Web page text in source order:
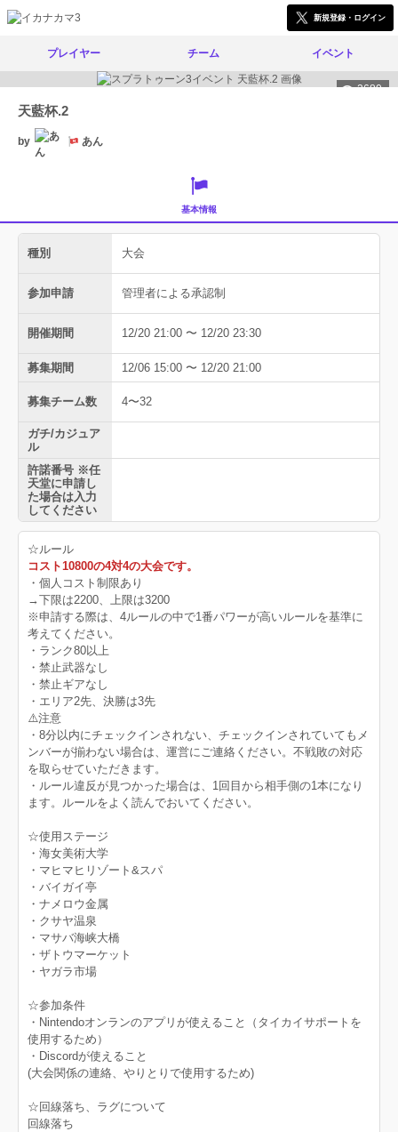
新規登録・ログイン
プレイヤー チーム イベント
2680
天藍杯.2
by あん
基本情報
種別 大会
参加申請 管理者による承認制
開催期間 12/20 21:00 〜 12/20 23:30
募集期間 12/06 15:00 〜 12/20 21:00
募集チーム数 4〜32
ガチ/カジュア
ル
許諾番号 ※任
天堂に申請し
た場合は入力
してください
☆ルール
コスト10800の4対4の大会です。
・個人コスト制限あり
→下限は2200、上限は3200
※申請する際は、4ルールの中で1番パワーが高いルールを基準に
考えてください。
・ランク80以上
・禁止武器なし
・禁止ギアなし
・エリア2先、決勝は3先
⚠️注意
・8分以内にチェックインされない、チェックインされていてもメ
ンバーが揃わない場合は、運営にご連絡ください。不戦敗の対応
を取らせていただきます。
・ルール違反が見つかった場合は、1回目から相手側の1本になり
ます。ルールをよく読んでおいてください。
☆使用ステージ
・海女美術大学
・マヒマヒリゾート&スパ
・バイガイ亭
・ナメロウ金属
・クサヤ温泉
・マサバ海峡大橋
・ザトウマーケット
・ヤガラ市場
☆参加条件
・Nintendoオンランのアプリが使えること（タイカイサポートを
使用するため）
・Discordが使えること
(大会関係の連絡、やりとりで使用するため)
☆回線落ち、ラグについて
回線落ち